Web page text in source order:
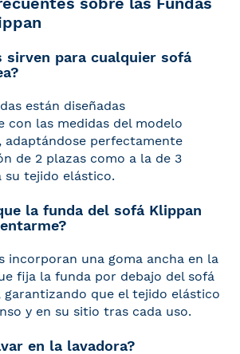
sirven para cualquier sofá
están diseñadas
con las medidas del modelo
adaptándose perfectamente
de 2 plazas como a la de 3
su tejido elástico.
la funda del sofá Klippan
incorporan una goma ancha en la
fija la funda por debajo del sofá
garantizando que el tejido elástico
y en su sitio tras cada uso.
en la lavadora?